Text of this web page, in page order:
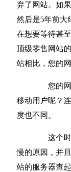
弃了网站。如
然后是5年前大
在想要等待甚
顶级零售网站
站相比，您的
您的网
移动用户呢？
度也不同。
这个时
慢的原因，并
站的服务器查